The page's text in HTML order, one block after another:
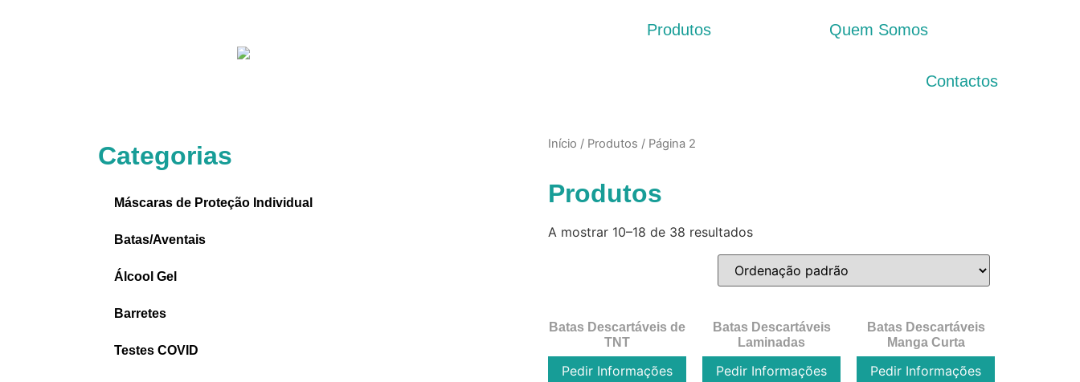
Produtos Quem Somos
Contactos
Categorias
Máscaras de Proteção Individual
Batas/Aventais
Álcool Gel
Barretes
Testes COVID
Início / Produtos / Página 2
Produtos
A mostrar 10–18 de 38 resultados
Batas Descartáveis de
TNT
Pedir Informações
Batas Descartáveis
Laminadas
Pedir Informações
Batas Descartáveis
Manga Curta
Pedir Informações